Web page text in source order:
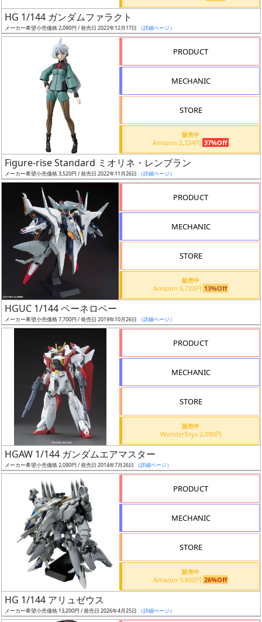
日
発
売
ギ
ャ
ラ
改
定
予
割
引
HG 1/144 ガンダムファラクト
メーカー希望小売価格 2,090円 / 発売日 2022年12月17日 （詳細ページ）
PRODUCT
MECHANIC
STORE
販売中
Amazon 2,224円 37%Off
Figure-rise Standard ミオリネ・レンブラン
メーカー希望小売価格 3,520円 / 発売日 2022年11月26日 （詳細ページ）
PRODUCT
MECHANIC
STORE
販売中
Amazon 6,723円 13%Off
HGUC 1/144 ペーネロペー
メーカー希望小売価格 7,700円 / 発売日 2019年10月26日 （詳細ページ）
PRODUCT
MECHANIC
STORE
販売中
WonderToys 2,090円
HGAW 1/144 ガンダムエアマスター
メーカー希望小売価格 2,090円 / 発売日 2014年7月26日 （詳細ページ）
PRODUCT
MECHANIC
STORE
販売中
Amazon 9,800円 26%Off
HG 1/144 アリュゼウス
メーカー希望小売価格 13,200円 / 発売日 2026年4月25日 （詳細ページ）